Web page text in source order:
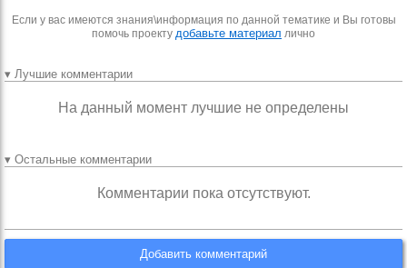
Если у вас имеются знания\информация по данной тематике и Вы готовы
помочь проекту добавьте материал лично
▾ Лучшие комментарии
На данный момент лучшие не определены
▾ Остальные комментарии
Комментарии пока отсутствуют.
Добавить комментарий